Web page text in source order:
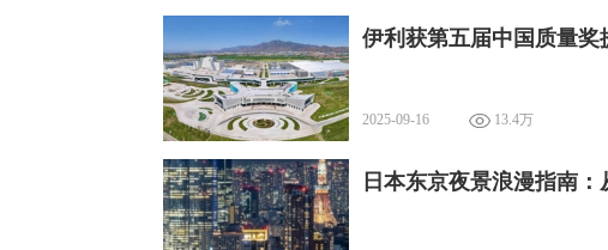
伊利获第五届中国质量奖
2025-09-16 13.4万
日本东京夜景浪漫指南